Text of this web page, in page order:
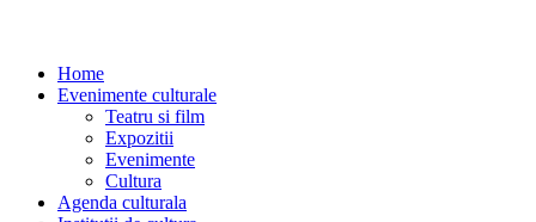
Home
Evenimente culturale
Teatru si film
Expozitii
Evenimente
Cultura
Agenda culturala